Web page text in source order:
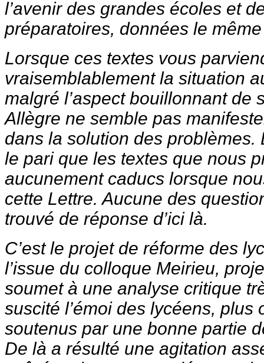
l’avenir des grandes écoles et
préparatoires, données le
Lorsque ces textes vous
vraisemblablement la situation
malgré l’aspect bouillonnant de
Allègre ne semble pas
dans la solution des problèmes.
le pari que les textes que nous
aucunement caducs lorsque
cette Lettre. Aucune des
trouvé de réponse d’ici là.
C’est le projet de réforme des
l’issue du colloque Meirieu,
soumet à une analyse critique
suscité l’émoi des lycéens, plus
soutenus par une bonne partie
De là a résulté une agitation